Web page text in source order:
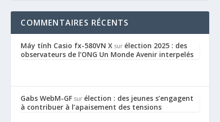
COMMENTAIRES RÉCENTS
Máy tính Casio fx-580VN X sur élection 2025 : des
observateurs de l’ONG Un Monde Avenir interpelés
Gabs WebM-GF sur élection : des jeunes s’engagent
à contribuer à l’apaisement des tensions